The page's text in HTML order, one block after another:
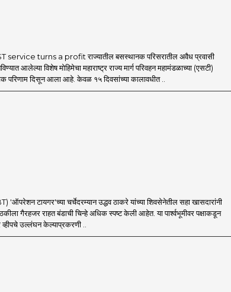
service turns a profit राज्यातील बसस्थानक परिसरातील अवैध प्रवासी
आलेल्या विशेष मोहिमेचा महाराष्ट्र राज्य मार्ग परिवहन महामंडळाच्या (एसटी)
परिणाम दिसून आला आहे. केवळ १५ दिवसांच्या कालावधीत ..
टायगर'च्या चर्चेदरम्यान उद्धव ठाकरे यांच्या शिवसेनेतील सहा खासदारांनी
बैठकीला गैरहजर राहत बंडाची चिन्हे अधिक स्पष्ट केली आहेत. या पार्श्वभूमीवर पक्षाकडून
व्हीपचे उल्लंघन केल्याप्रकरणी ..